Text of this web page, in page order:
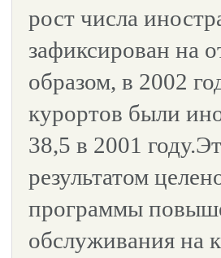
рост числа
зафиксирован на
образом, в 2002
курортов были
38,5 в 2001
результатом
программы
обслуживания на